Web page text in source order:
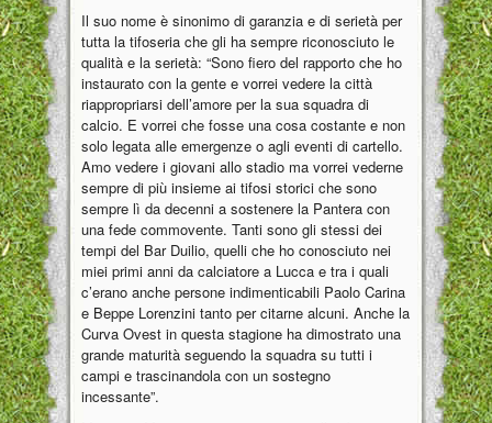
Il suo nome è sinonimo di garanzia e di serietà per
tutta la tifoseria che gli ha sempre riconosciuto le
qualità e la serietà: “Sono fiero del rapporto che ho
instaurato con la gente e vorrei vedere la città
riappropriarsi dell’amore per la sua squadra di
calcio. E vorrei che fosse una cosa costante e non
solo legata alle emergenze o agli eventi di cartello.
Amo vedere i giovani allo stadio ma vorrei vederne
sempre di più insieme ai tifosi storici che sono
sempre lì da decenni a sostenere la Pantera con
una fede commovente. Tanti sono gli stessi dei
tempi del Bar Duilio, quelli che ho conosciuto nei
miei primi anni da calciatore a Lucca e tra i quali
c’erano anche persone indimenticabili Paolo Carina
e Beppe Lorenzini tanto per citarne alcuni. Anche la
Curva Ovest in questa stagione ha dimostrato una
grande maturità seguendo la squadra su tutti i
campi e trascinandola con un sostegno
incessante”.